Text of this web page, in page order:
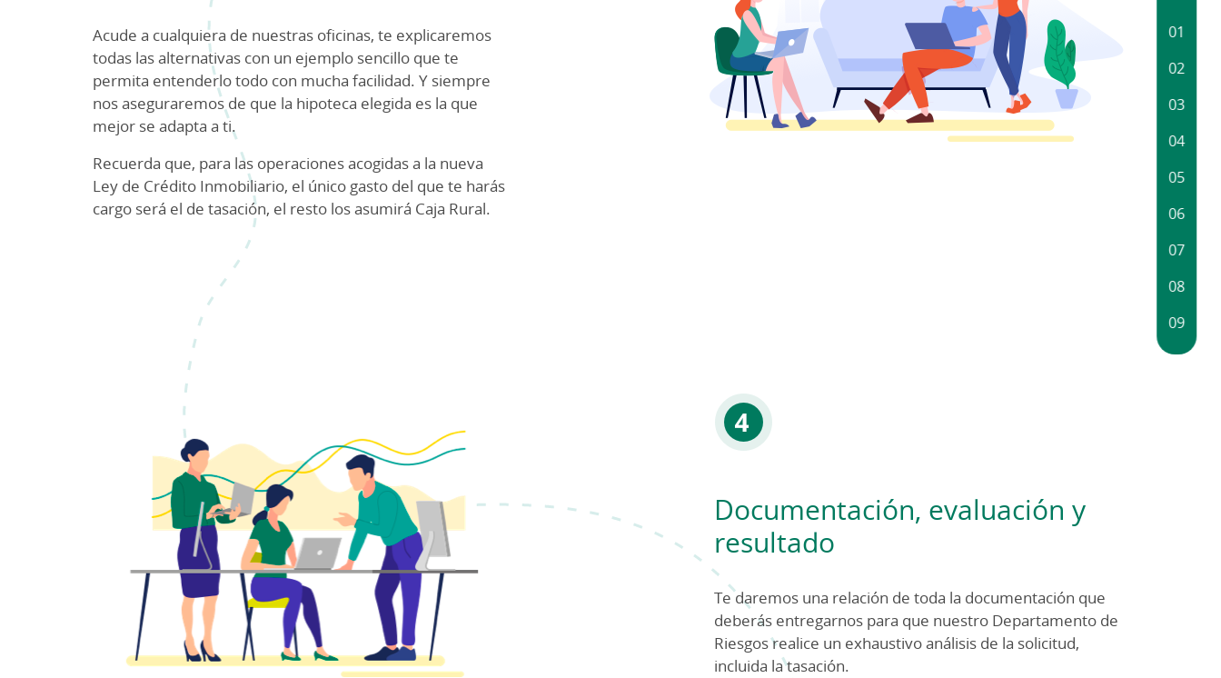
Acude a cualquiera de nuestras oficinas, te explicaremos
todas las alternativas con un ejemplo sencillo que te
permita entenderlo todo con mucha facilidad. Y siempre
nos aseguraremos de que la hipoteca elegida es la que
mejor se adapta a ti.
Recuerda que, para las operaciones acogidas a la nueva
Ley de Crédito Inmobiliario, el único gasto del que te harás
cargo será el de tasación, el resto los asumirá Caja Rural.
Documentación, evaluación y
resultado
Te daremos una relación de toda la documentación que
deberás entregarnos para que nuestro Departamento de
Riesgos realice un exhaustivo análisis de la solicitud,
incluida la tasación.